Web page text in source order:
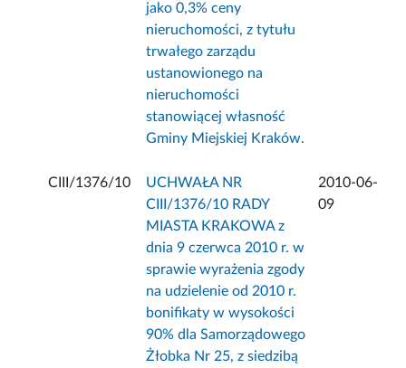
jako 0,3% ceny
nieruchomości, z tytułu
trwałego zarządu
ustanowionego na
nieruchomości
stanowiącej własność
Gminy Miejskiej Kraków.
CIII/1376/10
UCHWAŁA NR
CIII/1376/10 RADY
MIASTA KRAKOWA z
dnia 9 czerwca 2010 r. w
sprawie wyrażenia zgody
na udzielenie od 2010 r.
bonifikaty w wysokości
90% dla Samorządowego
Żłobka Nr 25, z siedzibą
2010-06-
09